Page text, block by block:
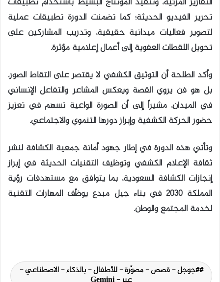
تحرير الفيديو الحديثة؛ كما تضمنت الدورة تطبيقات عملية
لتصوير فعاليات ميدانية حقيقية، وتدريب المشاركين على
تحويل اللقطات العفوية إلى أعمال إعلامية مؤثرة.
وأكد الطلحة أن التوثيق الكشفي لا يقتصر على التقاط الصور،
بل هو فن يروي القصة ويعكس المشاعر والتفاعل الإنساني
في الميدان، مشيراً إلى أن الصورة الواعية تسهم في تعزيز
حضور الحركة الكشفية وإبراز دورها التنموي والاجتماعي.
وتأتي هذه الدورة في إطار جهود أمانة جمعية الكشافة لنشر
ثقافة الإعلام الكشفي وتوظيف التقنيات الحديثة في إبراز
إنجازات الكشافة السعودية، بما يتوافق مع مستهدفات رؤية
المملكة 2030 في بناء جيل مبدع يوظّف المهارات التقنية
لخدمة المجتمع والوطن.
#جوجل - قصص - مصوّرة - للأطفال - بالذكاء - الاصطناعي -